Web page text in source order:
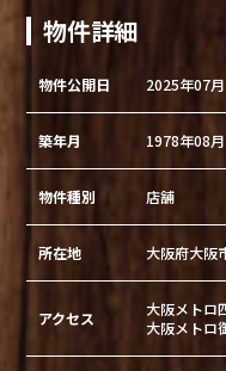
物件詳細
物件公開日 2025年07
築年月 1978年08月
物件種別 店舗
所在地 大阪府大阪
アクセス
大阪メトロ
大阪メトロ